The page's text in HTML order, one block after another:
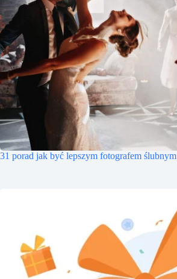
31 porad jak być lepszym fotografem ślubnym